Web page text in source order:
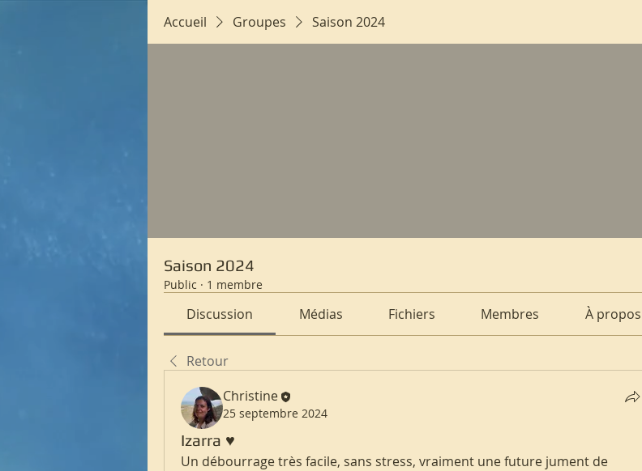
Accueil Groupes Saison 2024
Saison 2024
Public · 1 membre
Discussion Médias Fichiers Membres À propos
Retour
Christine
25 septembre 2024
Izarra ♥️
Un débourrage très facile, sans stress, vraiment une future jument de